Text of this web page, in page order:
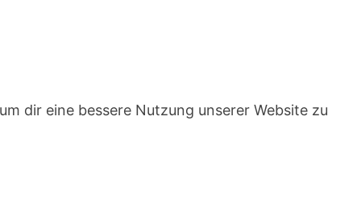
dir eine bessere Nutzung unserer Website zu